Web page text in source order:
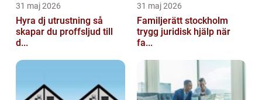
31 maj 2026
Hyra dj utrustning så
skapar du proffsljud till
d...
31 maj 2026
Familjerätt stockholm
trygg juridisk hjälp när
fa...